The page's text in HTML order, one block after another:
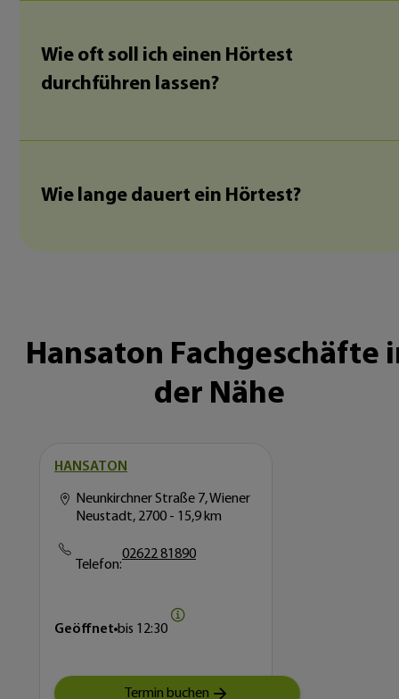
Wie oft soll ich einen Hörtest
durchführen lassen?
Wie lange dauert ein Hörtest?
Hansaton Fachgeschäfte
der Nähe
HANSATON
Neunkirchner Straße 7, Wiener
Neustadt, 2700 - 15,9 km
Telefon:
02622 81890
Geöffnet bis 12:30
Termin buchen